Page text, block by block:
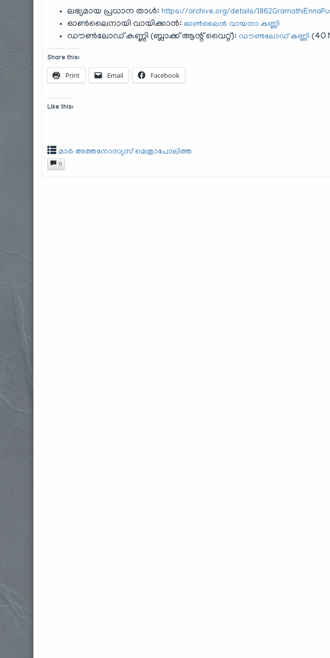
ലഭ്യമായ പ്രധാന താൾ:https://archive.org/details/
ഓൺലൈനായി വായിക്കാൻ: ഓൺലൈൻ വായനാ കണ്ണി
ഡൗൺലോഡ് കണ്ണി (ബ്ലാക്ക് ആന്റ് വൈറ്റ്): ഡൗൺലോഡ് കണ്ണി (40
Share this:
Print Email Facebook
Like this:
മാർ അത്തനോസ്യസ് മെത്രാപോലിത്ത
0